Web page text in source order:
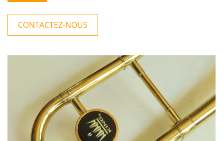
CONTACTEZ-NOUS